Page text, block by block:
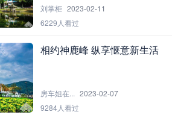
刘掌柜 2023-02-11
6229人看过
相约神鹿峰 纵享惬意新生活
房车姐在... 2023-02-07
9284人看过